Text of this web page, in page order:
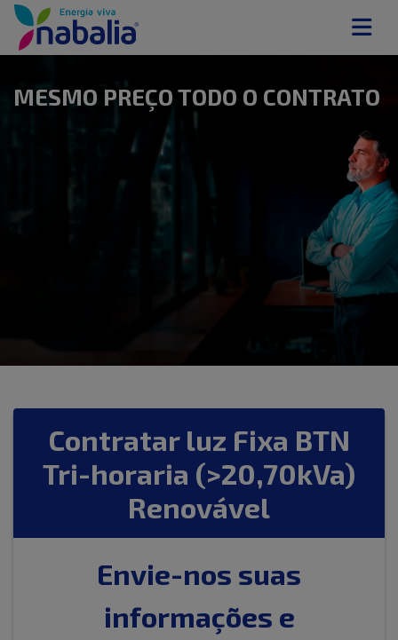
MESMO PREÇO TODO O CONTRATO
Contratar luz Fixa BTN
Tri-horaria (>20,70kVa)
Renovável
Envie-nos suas
informações e